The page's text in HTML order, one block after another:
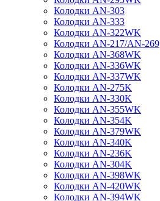
Колодки AN-303
Колодки AN-333
Колодки AN-322WK
Колодки AN-217/AN-269
Колодки AN-368WK
Колодки AN-336WK
Колодки AN-337WK
Колодки AN-275K
Колодки AN-330K
Колодки AN-355WK
Колодки AN-354K
Колодки AN-379WK
Колодки AN-340K
Колодки AN-236K
Колодки AN-304K
Колодки AN-398WK
Колодки AN-420WK
Колодки AN-394WK